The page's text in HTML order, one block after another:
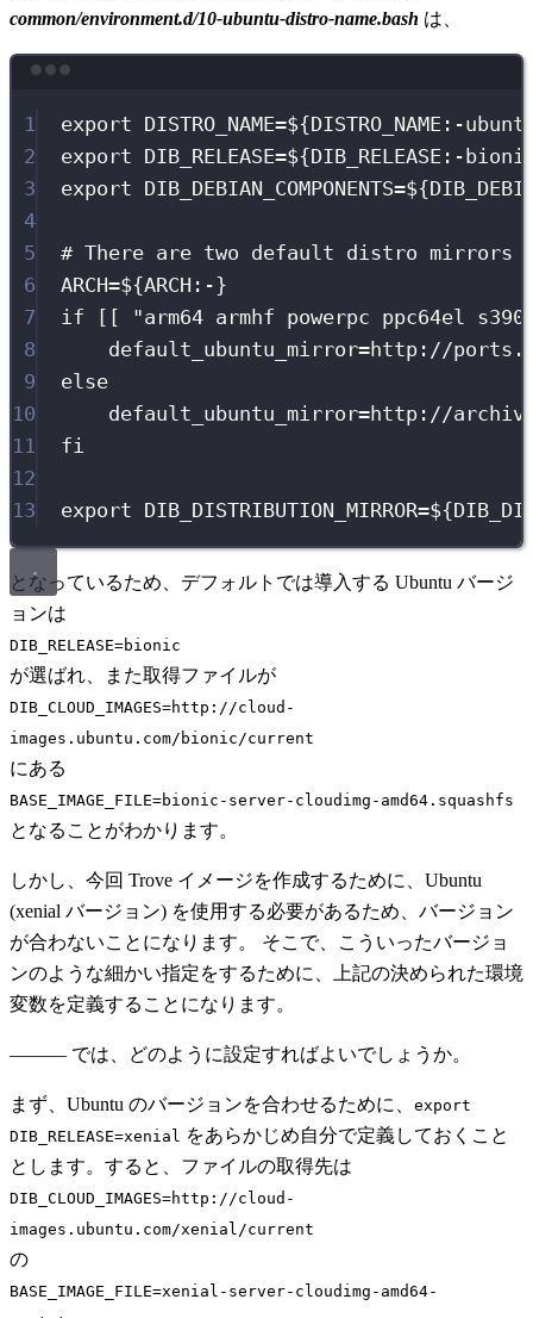
common/environment.d/10-ubuntu-distro-name.bash は、
1 export DISTRO_NAME=${DISTRO_NAME :-
2
export DIB_RELEASE=${DIB_RELEASE :-
3
export DIB_DEBIAN_COMPONENTS=${
4
5
# There are two default distro mirrors
6
ARCH=${ARCH :-}
7
if [[ "arm64 armhf powerpc ppc64el
8
default_ubuntu_mirror=http://
9
else
10
default_ubuntu_mirror=http://
11
fi
12
13
export DIB_DISTRIBUTION_MIRROR=${
となっているため、デフォルトでは導入する Ubuntu バージ
ョンは
DIB_RELEASE=bionic
が選ばれ、また取得ファイルが
DIB_CLOUD_IMAGES=http://cloud-
images.ubuntu.com/bionic/current
にある
BASE_IMAGE_FILE=bionic-server-cloudimg-amd64.squashfs
となることがわかります。
しかし、今回 Trove イメージを作成するために、Ubuntu
(xenial バージョン) を使用する必要があるため、バージョン
が合わないことになります。 そこで、こういったバージョ
ンのような細かい指定をするために、上記の決められた環境
変数を定義することになります。
――― では、どのように設定すればよいでしょうか。
まず、Ubuntu のバージョンを合わせるために、 export
DIB_RELEASE=xenial をあらかじめ自分で定義しておくこと
とします。すると、ファイルの取得先は
DIB_CLOUD_IMAGES=http://cloud-
images.ubuntu.com/xenial/current
の
BASE_IMAGE_FILE=xenial-server-cloudimg-amd64-